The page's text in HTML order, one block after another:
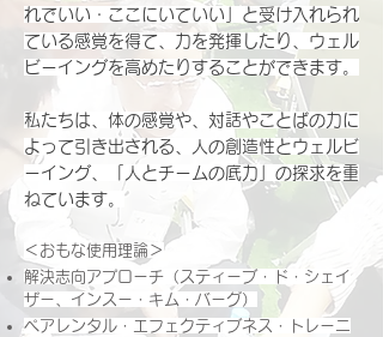
れでいい・ここにいていい」と受け入れられ
ている感覚を得て、力を発揮したり、ウェル
ビーイングを高めたりすることができます。
私たちは、体の感覚や、対話やことばの力に
よって引き出される、人の創造性とウェルビ
ーイング、「人とチームの底力」の探求を重
ねています。
＜おもな使用理論＞
解決志向アプローチ（スティーブ・ド・シェイ
ザー、インスー・キム・バーグ）
ペアレンタル・エフェクティブネス・トレーニ